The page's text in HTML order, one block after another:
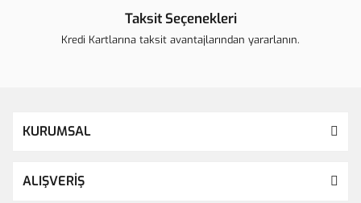
Taksit Seçenekleri
Kredi Kartlarına taksit avantajlarından yararlanın.
KURUMSAL
ALIŞVERİŞ